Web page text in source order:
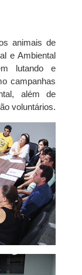
animais de
e Ambiental
lutando e
campanhas
além de
voluntários.